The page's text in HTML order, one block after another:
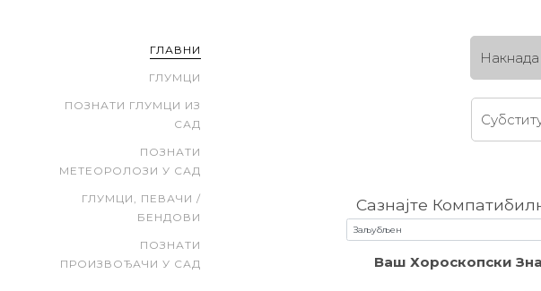
ГЛАВНИ
ГЛУМЦИ
ПОЗНАТИ ГЛУМЦИ ИЗ
САД
ПОЗНАТИ
МЕТЕОРОЛОЗИ У САД
ГЛУМЦИ, ПЕВАЧИ /
БЕНДОВИ
ПОЗНАТИ
ПРОИЗВОЂАЧИ У САД
Сазнајте
Ваш Хороскопски